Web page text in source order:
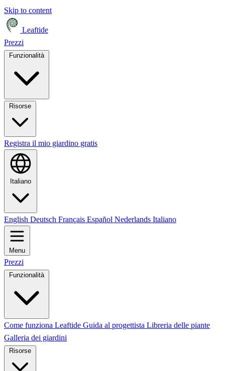
Skip to content
Leaftide
Prezzi
Funzionalità
Registra il mio giardino gratis
Italiano
English Deutsch Français Español Nederlands Italiano
Menu
Prezzi
Funzionalità
Come funziona Leaftide Guida al progettista Libreria delle piante
Galleria dei giardini
Risorse